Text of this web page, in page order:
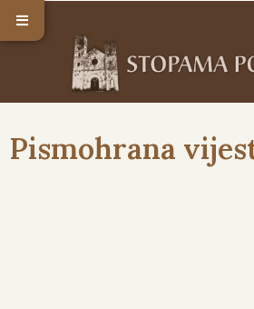
Pismohrana